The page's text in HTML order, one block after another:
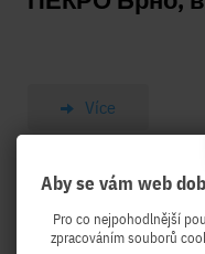
Více
Aby se vám web
Pro co nejpohodlnější
zpracováním souborů